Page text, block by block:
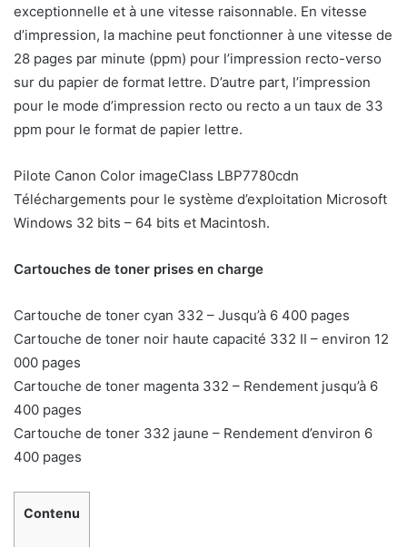
exceptionnelle et à une vitesse raisonnable. En vitesse
d’impression, la machine peut fonctionner à une vitesse de
28 pages par minute (ppm) pour l’impression recto-verso
sur du papier de format lettre. D’autre part, l’impression
pour le mode d’impression recto ou recto a un taux de 33
ppm pour le format de papier lettre.
Pilote Canon Color imageClass LBP7780cdn
Téléchargements pour le système d’exploitation Microsoft
Windows 32 bits – 64 bits et Macintosh.
Cartouches de toner prises en charge
Cartouche de toner cyan 332 – Jusqu’à 6 400 pages
Cartouche de toner noir haute capacité 332 II – environ 12
000 pages
Cartouche de toner magenta 332 – Rendement jusqu’à 6
400 pages
Cartouche de toner 332 jaune – Rendement d’environ 6
400 pages
Contenu